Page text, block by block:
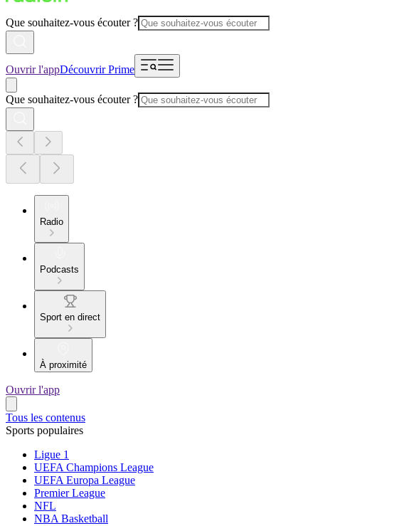
Que souhaitez-vous écouter ?
Ouvrir l'appDécouvrir Prime
Que souhaitez-vous écouter ?
Radio
Podcasts
Sport en direct
À proximité
Ouvrir l'app
Tous les contenus
Sports populaires
Ligue 1
UEFA Champions League
UEFA Europa League
Premier League
NFL
NBA Basketball